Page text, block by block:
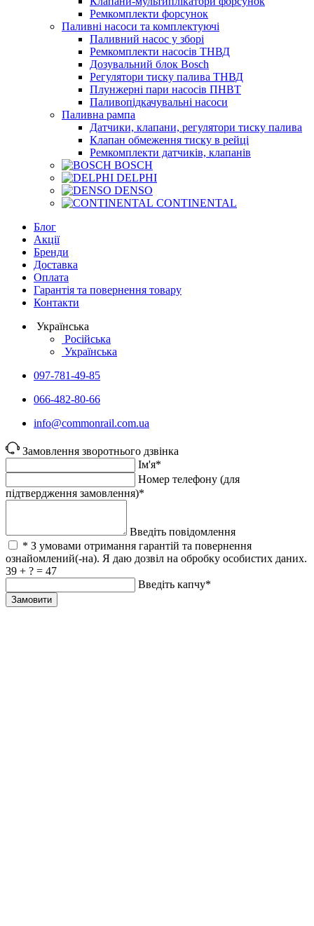
Ремкомплекти форсунок
Паливні насоси та комплектуючі
Паливний насос у зборі
Ремкомплекти насосів ТНВД
Дозувальний блок Bosch
Регулятори тиску палива ТНВД
Плунжерні пари насосів ПНВТ
Паливопідкачувальні насоси
Паливна рампа
Датчики, клапани, регулятори тиску палива
Клапан обмеження тиску в рейці
Ремкомплекти датчиків, клапанів
BOSCH
DELPHI
DENSO
CONTINENTAL
Блог
Акції
Бренди
Доставка
Оплата
Гарантія та повернення товару
Контакти
Українська
Російська
Українська
097-781-49-85
066-482-80-66
info@commonrail.com.ua
Замовлення зворотнього дзвінка
Ім'я*
Номер телефону (для
підтвердження замовлення)*
Введіть повідомлення
* З умовами отримання гарантій та повернення
ознайомлений(-на). Я даю дозвіл на обробку особистих даних.
39 + ? = 47
Введіть капчу*
Замовити